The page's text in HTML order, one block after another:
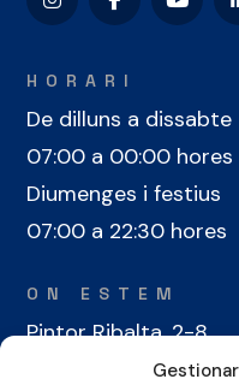
HORARI
De dilluns a dissabte
07:00 a 00:00 hores
Diumenges i festius
07:00 a 22:30 hores
ON ESTEM
Pintor Ribalta, 2-8
08028 Barcelona